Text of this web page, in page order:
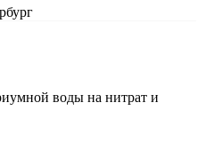
воды на нитрат и